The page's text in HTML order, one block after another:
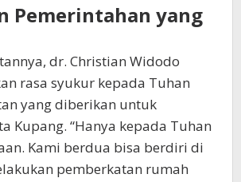
Pemerintahan yang
dr. Christian Widodo
rasa syukur kepada Tuhan
yang diberikan untuk
Kupang. “Hanya kepada Tuhan
Kami berdua bisa berdiri di
pemberkatan rumah